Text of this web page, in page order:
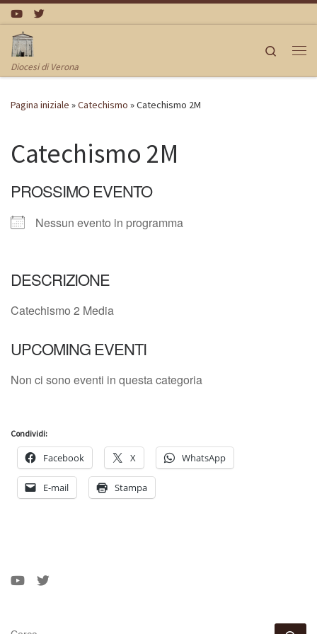
Passa al contenuto
Diocesi di Verona
Search
Pagina iniziale »Catechismo »Catechismo 2M
Catechismo 2M
PROSSIMO EVENTO
Nessun evento in programma
DESCRIZIONE
Catechismo 2 Media
UPCOMING EVENTI
Non ci sono eventi in questa categoria
Condividi:
Facebook X WhatsApp
E-mail Stampa
CERCA